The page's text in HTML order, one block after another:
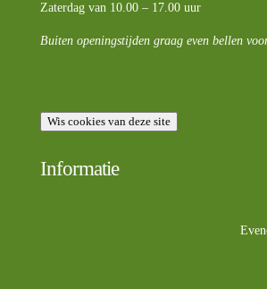
Zaterdag van 10.00 – 17.00 uur
Buiten openingstijden graag even bellen
Wis cookies van deze site
Informatie